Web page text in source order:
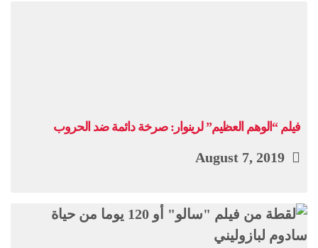
فيلم “الوهم العظيم” لرينوار: صرخة دائمة ضد الحروب